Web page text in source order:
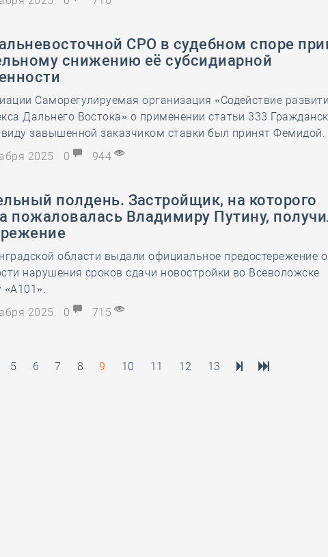
СРО в судебном споре
снижению её субсидиарной
Саморегулируемая организация «Содействие
Дальнего Востока» о применении статьи 333
завышенной заказчиком ставки был принят Фемидой.
2025
0 944
полдень. Застройщик, на которого
пожаловалась Владимиру Путину,
области выдали официальное предостережение о
нарушения сроков сдачи новостройки во Всеволожске
«А101».
2025
0 715
5 6 7 8 9 10 11 12 13